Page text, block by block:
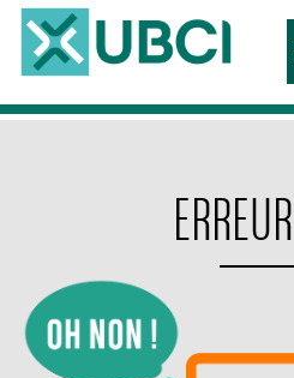
ERREUR